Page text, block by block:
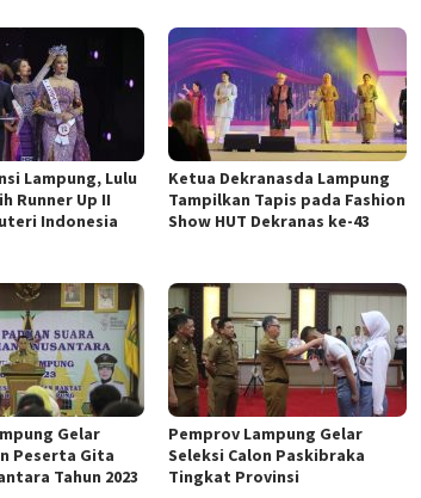
Lampung, Lulu
Runner Up II
Indonesia
Ketua Dekranasda Lampung
Tampilkan Tapis pada Fashion
Show HUT Dekranas ke-43
Gelar
Peserta Gita
Tahun 2023
Pemprov Lampung Gelar
Seleksi Calon Paskibraka
Tingkat Provinsi